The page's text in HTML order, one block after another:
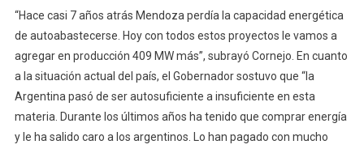
“Hace casi 7 años atrás Mendoza perdía la capacidad energética
de autoabastecerse. Hoy con todos estos proyectos le vamos a
agregar en producción 409 MW más”, subrayó Cornejo. En cuanto
a la situación actual del país, el Gobernador sostuvo que “la
Argentina pasó de ser autosuficiente a insuficiente en esta
materia. Durante los últimos años ha tenido que comprar energía
y le ha salido caro a los argentinos. Lo han pagado con mucho